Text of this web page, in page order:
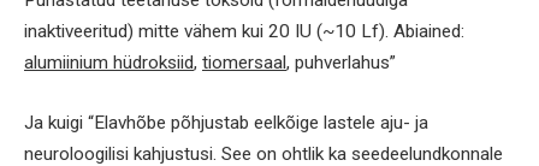
inaktiveeritud) mitte vähem kui 20 IU (~10 Lf). Abiained:
alumiinium hüdroksiid, tiomersaal, puhverlahus”
Ja kuigi “Elavhõbe põhjustab eelkõige lastele aju- ja
neuroloogilisi kahjustusi. See on ohtlik ka seedeelundkonnale